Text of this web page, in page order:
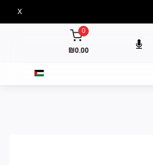
X
0
₪0.00